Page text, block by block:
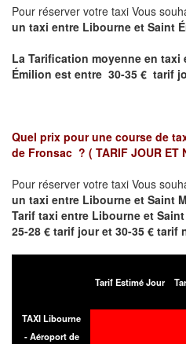
Pour réserver votre taxi Vous
un taxi entre Libourne et Saint
La Tarification moyenne en
Émilion est entre 30-35 € tarif
Quel prix pour une course de
de Fronsac ? ( TARIF JOUR ET
Pour réserver votre taxi Vous
un taxi entre Libourne et Saint
Tarif taxi entre Libourne et
25-28 € tarif jour et 30-35 € tarif
Tarif Estimé Jour
TAXI Libourne
- Aéroport de